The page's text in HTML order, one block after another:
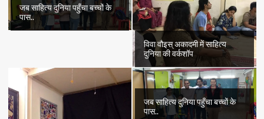
जब साहित्य दुनिया पहुँचा बच्चों के
पास..
विवा वौइस् अकादमी में साहित्य
दुनिया की वर्कशॉप
जब साहित्य दुनिया पहुँचा बच्चों के
पास..